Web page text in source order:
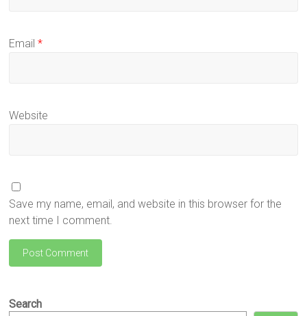
Email*
Website
Save my name, email, and website in this browser for the
next time I comment.
Search